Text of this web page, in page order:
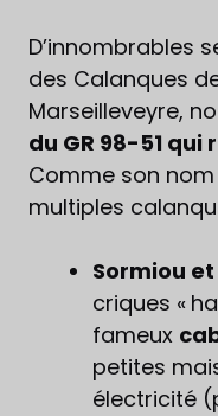
D’innombrables
des Calanques
Marseilleveyre,
du GR 98-51 qui
Comme son nom
multiples
Sormiou
criques «
fameux
petites
électricité